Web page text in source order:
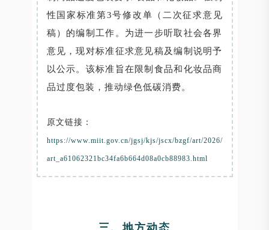
性国家标准第3号修改单（二次征求意见
稿）的编制工作。为进一步听取社会各界
意见，现对标准征求意见稿及编制说明予
以公示。该标准旨在限制食品和化妆品商
品过度包装，推动绿色低碳消费。
原文链接：
https://www.miit.gov.cn/jgsj/kjs/jscx/bzgf/art/2026/
art_a61062321bc34fa6b664d08a0cb88983.html